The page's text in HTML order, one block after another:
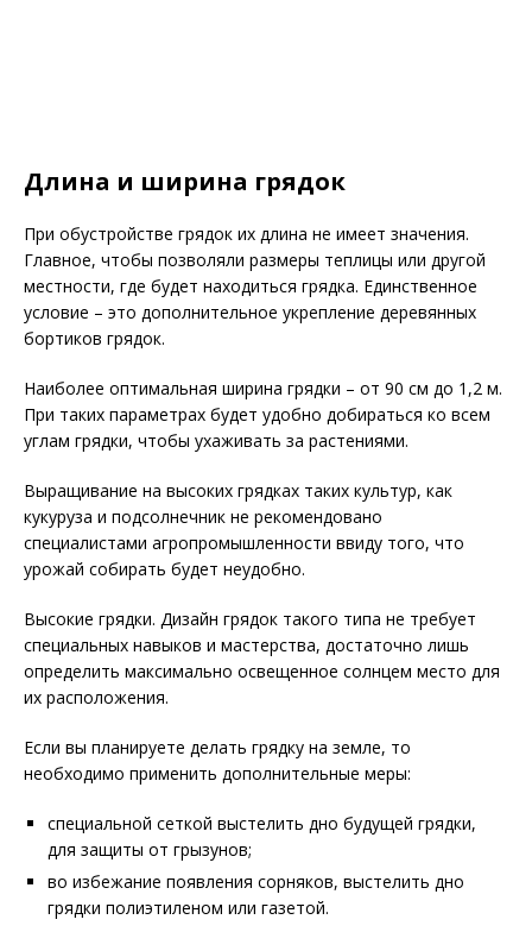
Длина и ширина грядок
При обустройстве грядок их длина не имеет значения.
Главное, чтобы позволяли размеры теплицы или другой
местности, где будет находиться грядка. Единственное
условие – это дополнительное укрепление деревянных
бортиков грядок.
Наиболее оптимальная ширина грядки – от 90 см до 1,2 м.
При таких параметрах будет удобно добираться ко всем
углам грядки, чтобы ухаживать за растениями.
Выращивание на высоких грядках таких культур, как
кукуруза и подсолнечник не рекомендовано
специалистами агропромышленности ввиду того, что
урожай собирать будет неудобно.
Высокие грядки. Дизайн грядок такого типа не требует
специальных навыков и мастерства, достаточно лишь
определить максимально освещенное солнцем место для
их расположения.
Если вы планируете делать грядку на земле, то
необходимо применить дополнительные меры:
специальной сеткой выстелить дно будущей грядки,
для защиты от грызунов;
во избежание появления сорняков, выстелить дно
грядки полиэтиленом или газетой.